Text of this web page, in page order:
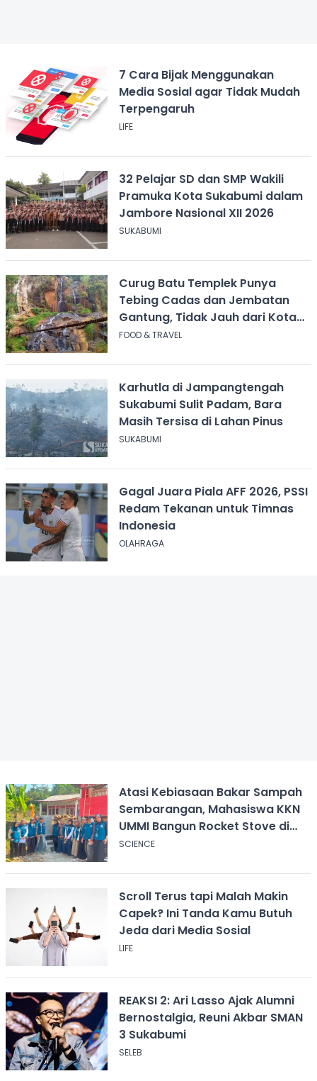
7 Cara Bijak Menggunakan
Media Sosial agar Tidak Mudah
Terpengaruh
LIFE
32 Pelajar SD dan SMP Wakili
Pramuka Kota Sukabumi dalam
Jambore Nasional XII 2026
SUKABUMI
Curug Batu Templek Punya
Tebing Cadas dan Jembatan
Gantung, Tidak Jauh dari Kota
Bandung
FOOD & TRAVEL
Karhutla di Jampangtengah
Sukabumi Sulit Padam, Bara
Masih Tersisa di Lahan Pinus
SUKABUMI
Gagal Juara Piala AFF 2026, PSSI
Redam Tekanan untuk Timnas
Indonesia
OLAHRAGA
Atasi Kebiasaan Bakar Sampah
Sembarangan, Mahasiswa KKN
UMMI Bangun Rocket Stove di
Desa Pagelaran
SCIENCE
Scroll Terus tapi Malah Makin
Capek? Ini Tanda Kamu Butuh
Jeda dari Media Sosial
LIFE
REAKSI 2: Ari Lasso Ajak Alumni
Bernostalgia, Reuni Akbar SMAN
3 Sukabumi
SELEB